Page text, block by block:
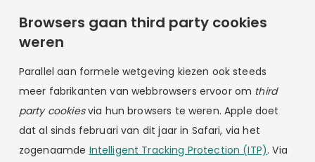
Browsers gaan third party cookies
weren
Parallel aan formele wetgeving kiezen ook steeds
meer fabrikanten van webbrowsers ervoor om third
party cookiesvia hun browsers te weren. Apple doet
dat al sinds februari van dit jaar in Safari, via het
zogenaamde Intelligent Tracking Protection (ITP). Via